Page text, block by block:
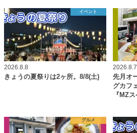
イベント
2026.8.8
きょうの夏祭りは2ヶ所。8/8(土)
2026.8.7
先月オ
グカフ
『MZ
グルメ